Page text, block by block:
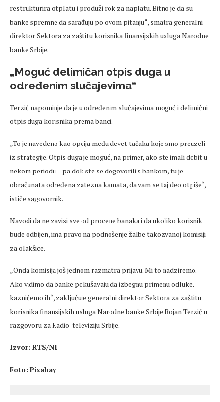
restrukturira otplatu i produži rok za naplatu. Bitno je da su
banke spremne da sarađuju po ovom pitanju“, smatra generalni
direktor Sektora za zaštitu korisnika finansijskih usluga Narodne
banke Srbije.
„Moguć delimičan otpis duga u
određenim slučajevima“
Terzić napominje da je u određenim slučajevima moguć idelimični
otpis duga korisnika prema banci.
„To je navedeno kao opcija među devet tačaka koje smo preuzeli
iz strategije. Otpis duga je moguć, na primer, ako ste imali dobit u
nekom periodu– pa dok ste se dogovorili s bankom, tu je
obračunata određena zatezna kamata, da vam se taj deo otpiše“,
ističe sagovornik.
Navodi da ne zavisi sve od procenebanaka i da ukoliko korisnik
bude odbijen, ima pravo na podnošenje žalbe takozvanoj komisiji
za olakšice.
„Onda komisija još jednom razmatra prijavu. Mi to nadziremo.
Ako vidimo da banke pokušavaju daizbegnu primenuodluke,
kaznićemo ih“, zaključuje generalni direktor Sektora za zaštitu
korisnika finansijskih usluga Narodne banke Srbije Bojan Terzić u
razgovoru za Radio-televiziju Srbije.
Izvor: RTS/N1
Foto: Pixabay